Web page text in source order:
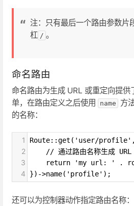
注：只有最后一个路由参数片
杠 / 。
命名路由
命名路由为生成 URL 或重定向提
单，在路由定义之后使用
name
方
的名称：
1 Route::get('user/
2
    // 通过路由名称生成 URL
3
return 'my url: ' .
4 })->name('profile');
还可以为控制器动作指定路由名称：